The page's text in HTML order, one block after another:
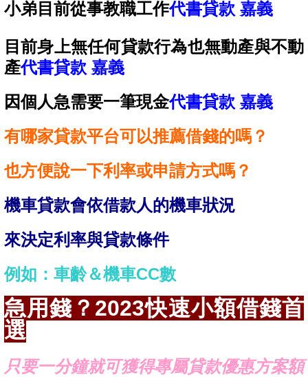
小弟目前從事教職工作代書貸款 嘉義
目前身上無任何貸款行為也無動產與不動
產代書貸款 嘉義
因個人急需要一筆現金代書貸款 嘉義
有哪家貸款平台可以推薦借錢的嗎？
也方便說一下利率或申請方式嗎？
機車貸款會依借款人的機車狀況
來決定利率與貸款條件
例如：車齡＆機車CC數
急用錢？2023快速小額借錢首
選
只要一分鐘就可獲得專屬貸款優惠方案額